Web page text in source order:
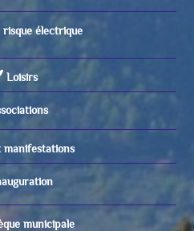
risque électrique
Loisirs
manifestations
municipale